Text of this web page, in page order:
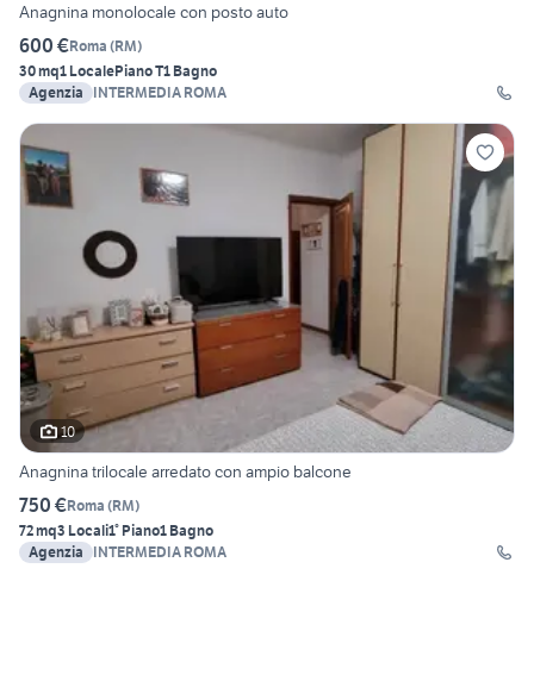
Anagnina monolocale con posto auto
600 €Roma (RM)
30 mq1 LocalePiano T1 Bagno
Agenzia
INTERMEDIA ROMA
10
Anagnina trilocale arredato con ampio balcone
750 €Roma (RM)
72 mq3 Locali1° Piano1 Bagno
Agenzia
INTERMEDIA ROMA